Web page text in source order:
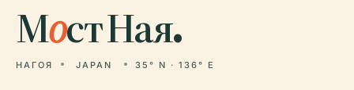
Мост Ная.
НАГОЯ JAPAN 35° N · 136° E